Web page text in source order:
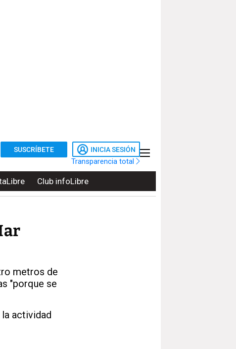
SUSCRÍBETE INICIA SESIÓN
Transparencia total
Club infoLibre
metros de
"porque se
actividad